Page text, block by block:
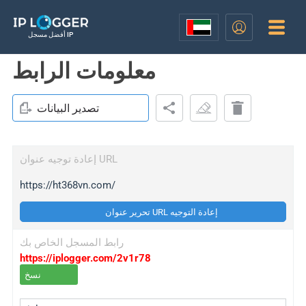
أفضل مسجل IP
معلومات الرابط
تصدير البيانات
إعادة توجيه عنوان URL
https://ht368vn.com/
تحرير عنوان URL إعادة التوجيه
رابط المسجل الخاص بك
https://iplogger.com/2v1r78
نسخ